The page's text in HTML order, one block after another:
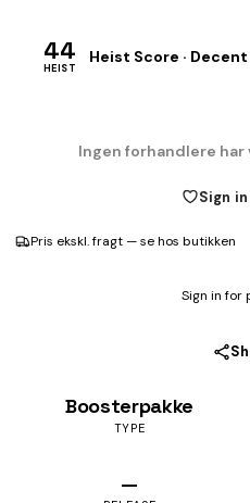
44
HEIST
Heist Score · Decent
Ingen forhandlere har
Sign
Pris ekskl. fragt — se hos butikken
Sign in for
Boosterpakke
TYPE
—